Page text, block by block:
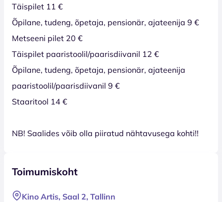
Täispilet 11 €
Õpilane, tudeng, õpetaja, pensionär, ajateenija 9 €
Metseeni pilet 20 €
Täispilet paaristoolil/paarisdiivanil 12 €
Õpilane, tudeng, õpetaja, pensionär, ajateenija
paaristoolil/paarisdiivanil 9 €
Staaritool 14 €
NB! Saalides võib olla piiratud nähtavusega kohti!!
Toimumiskoht
Kino Artis, Saal 2, Tallinn